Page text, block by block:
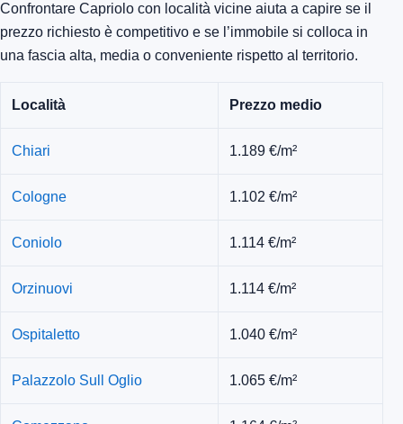
Confrontare Capriolo con località vicine aiuta a capire se il
prezzo richiesto è competitivo e se l’immobile si colloca in
una fascia alta, media o conveniente rispetto al territorio.
Località Prezzo medio
Chiari 1.189 €/m²
Cologne 1.102 €/m²
Coniolo 1.114 €/m²
Orzinuovi 1.114 €/m²
Ospitaletto 1.040 €/m²
Palazzolo Sull Oglio 1.065 €/m²